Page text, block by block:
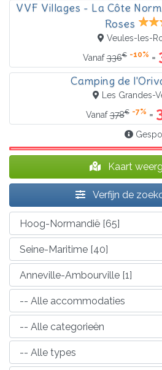
VVF Villages - La Côte
Roses
Veules-les-
Vanaf336€ -10% =
Camping de
Les Grandes-
Vanaf378€ -7% =
Kaart
Verfijn de